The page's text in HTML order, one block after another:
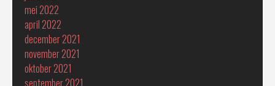
mei 2022
april 2022
december 2021
november 2021
oktober 2021
september 2021